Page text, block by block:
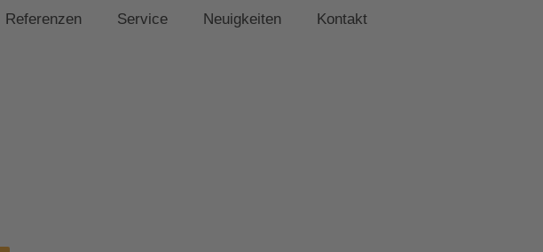
Referenzen Service Neuigkeiten Kontakt